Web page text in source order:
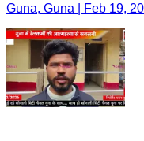
Guna, Guna | Feb 19,